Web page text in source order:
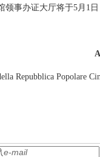
领事办证大厅将于5月1
Repubblica Popolare